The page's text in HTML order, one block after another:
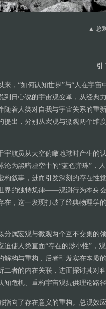
▲ 总
引
来，“如何认知世界”与“人在宇
到日心说的宇宙观变革，从经典
随着人类对自我与宇宙关系的重
提出，分别从宏观与微观两个维
宇航员从太空俯瞰地球时产生的
沦为黑暗虚空中的“蓝色弹珠”，
构叙事，进而引发深刻的存在性
界的独特规律——观测行为本身
在，这一发现打破了经典物理学
分属宏观与微观两个互不交集的
迫使人类直面“存在的渺小性”，
解构与重构，后者引发实在本质
二者的内在关联，进而探讨其对
知危机、重构宇宙观提供理论路径
指向了存在意义的重构。总观效